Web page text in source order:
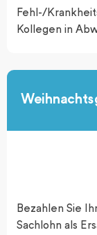
Fehl-/
Kollegen in
Bezahlen Sie
Sachlohn als